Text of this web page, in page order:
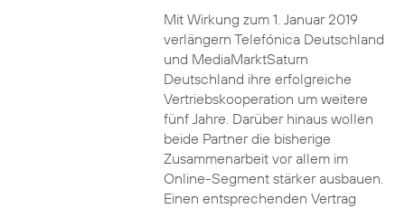
Mit Wirkung zum 1. Januar 2019
verlängern Telefónica Deutschland
und MediaMarktSaturn
Deutschland ihre erfolgreiche
Vertriebskooperation um weitere
fünf Jahre. Darüber hinaus wollen
beide Partner die bisherige
Zusammenarbeit vor allem im
Online-Segment stärker ausbauen.
Einen entsprechenden Vertrag